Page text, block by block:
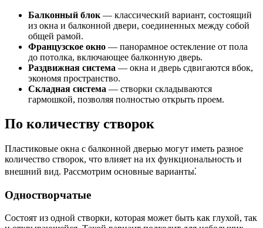
Балконный блок — классический вариант, состоящий
из окна и балконной двери, соединенных между собой
общей рамой.
Французское окно ― панорамное остекление от пола
до потолка, включающее балконную дверь.
Раздвижная система ― окна и дверь сдвигаются вбок,
экономя пространство.
Складная система ― створки складываются
гармошкой, позволяя полностью открыть проем.
По количеству створок
Пластиковые окна с балконной дверью могут иметь разное
количество створок, что влияет на их функциональность и
внешний вид. Рассмотрим основные варианты⁚
Одностворчатые
Состоят из одной створки, которая может быть как глухой, так